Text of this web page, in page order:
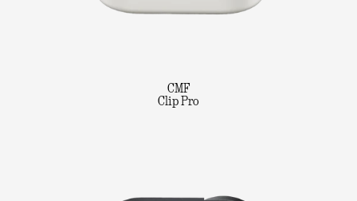
CMF
Clip Pro